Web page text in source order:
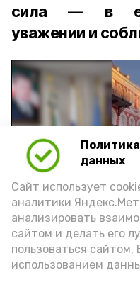
данных
Сайт использует
аналитики
анализировать
сайтом и делать его
пользоваться сайтом,
использованием
сила — в
уважении и
Видео: управление
администрации